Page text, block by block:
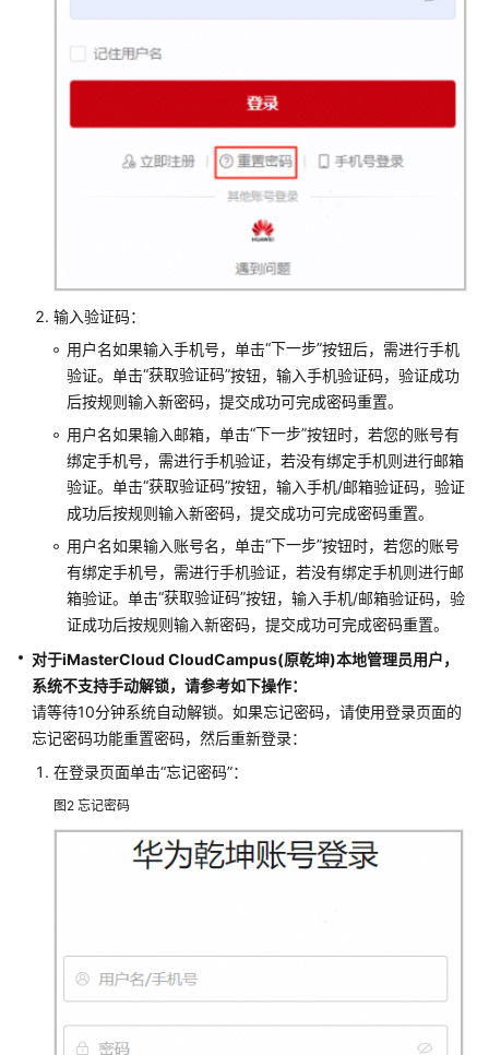
被
锁
定
了
如
处
理？
华
为
乾
坤
账
号
登
录
iMasterCloud
统
时
区
卡
片
输入验证码：
用户名如果输入手机号，单击“下一步”按钮后，需进行手机
验证。单击“获取验证码”按钮，输入手机验证码，验证成功
后按规则输入新密码，提交成功可完成密码重置。
用户名如果输入邮箱，单击“下一步”按钮时，若您的账号有
绑定手机号，需进行手机验证，若没有绑定手机则进行邮箱
验证。单击“获取验证码”按钮，输入手机/邮箱验证码，验证
成功后按规则输入新密码，提交成功可完成密码重置。
用户名如果输入账号名，单击“下一步”按钮时，若您的账号
有绑定手机号，需进行手机验证，若没有绑定手机则进行邮
箱验证。单击“获取验证码”按钮，输入手机/邮箱验证码，验
证成功后按规则输入新密码，提交成功可完成密码重置。
对于iMasterCloud CloudCampus(原乾坤)本地管理员用户，
系统不支持手动解锁，请参考如下操作：
请等待10分钟系统自动解锁。如果忘记密码，请使用登录页面的
忘记密码功能重置密码，然后重新登录：
在登录页面单击“忘记密码”：
图2 忘记密码